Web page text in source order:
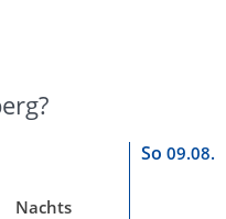
So 09.08.
Nachts